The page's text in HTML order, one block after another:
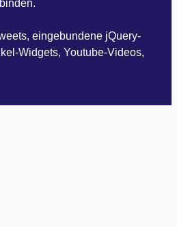
eingebundene jQuery-
Widgets, Youtube-Videos,